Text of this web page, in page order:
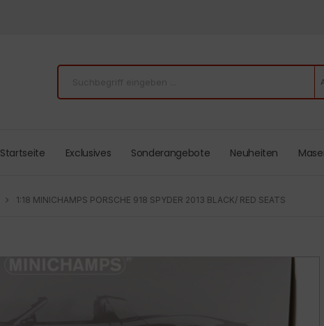
Startseite Exclusives Sonderangebote Neuheiten
1:18 MINICHAMPS PORSCHE 918 SPYDER 2013 BLACK/ RED SEATS